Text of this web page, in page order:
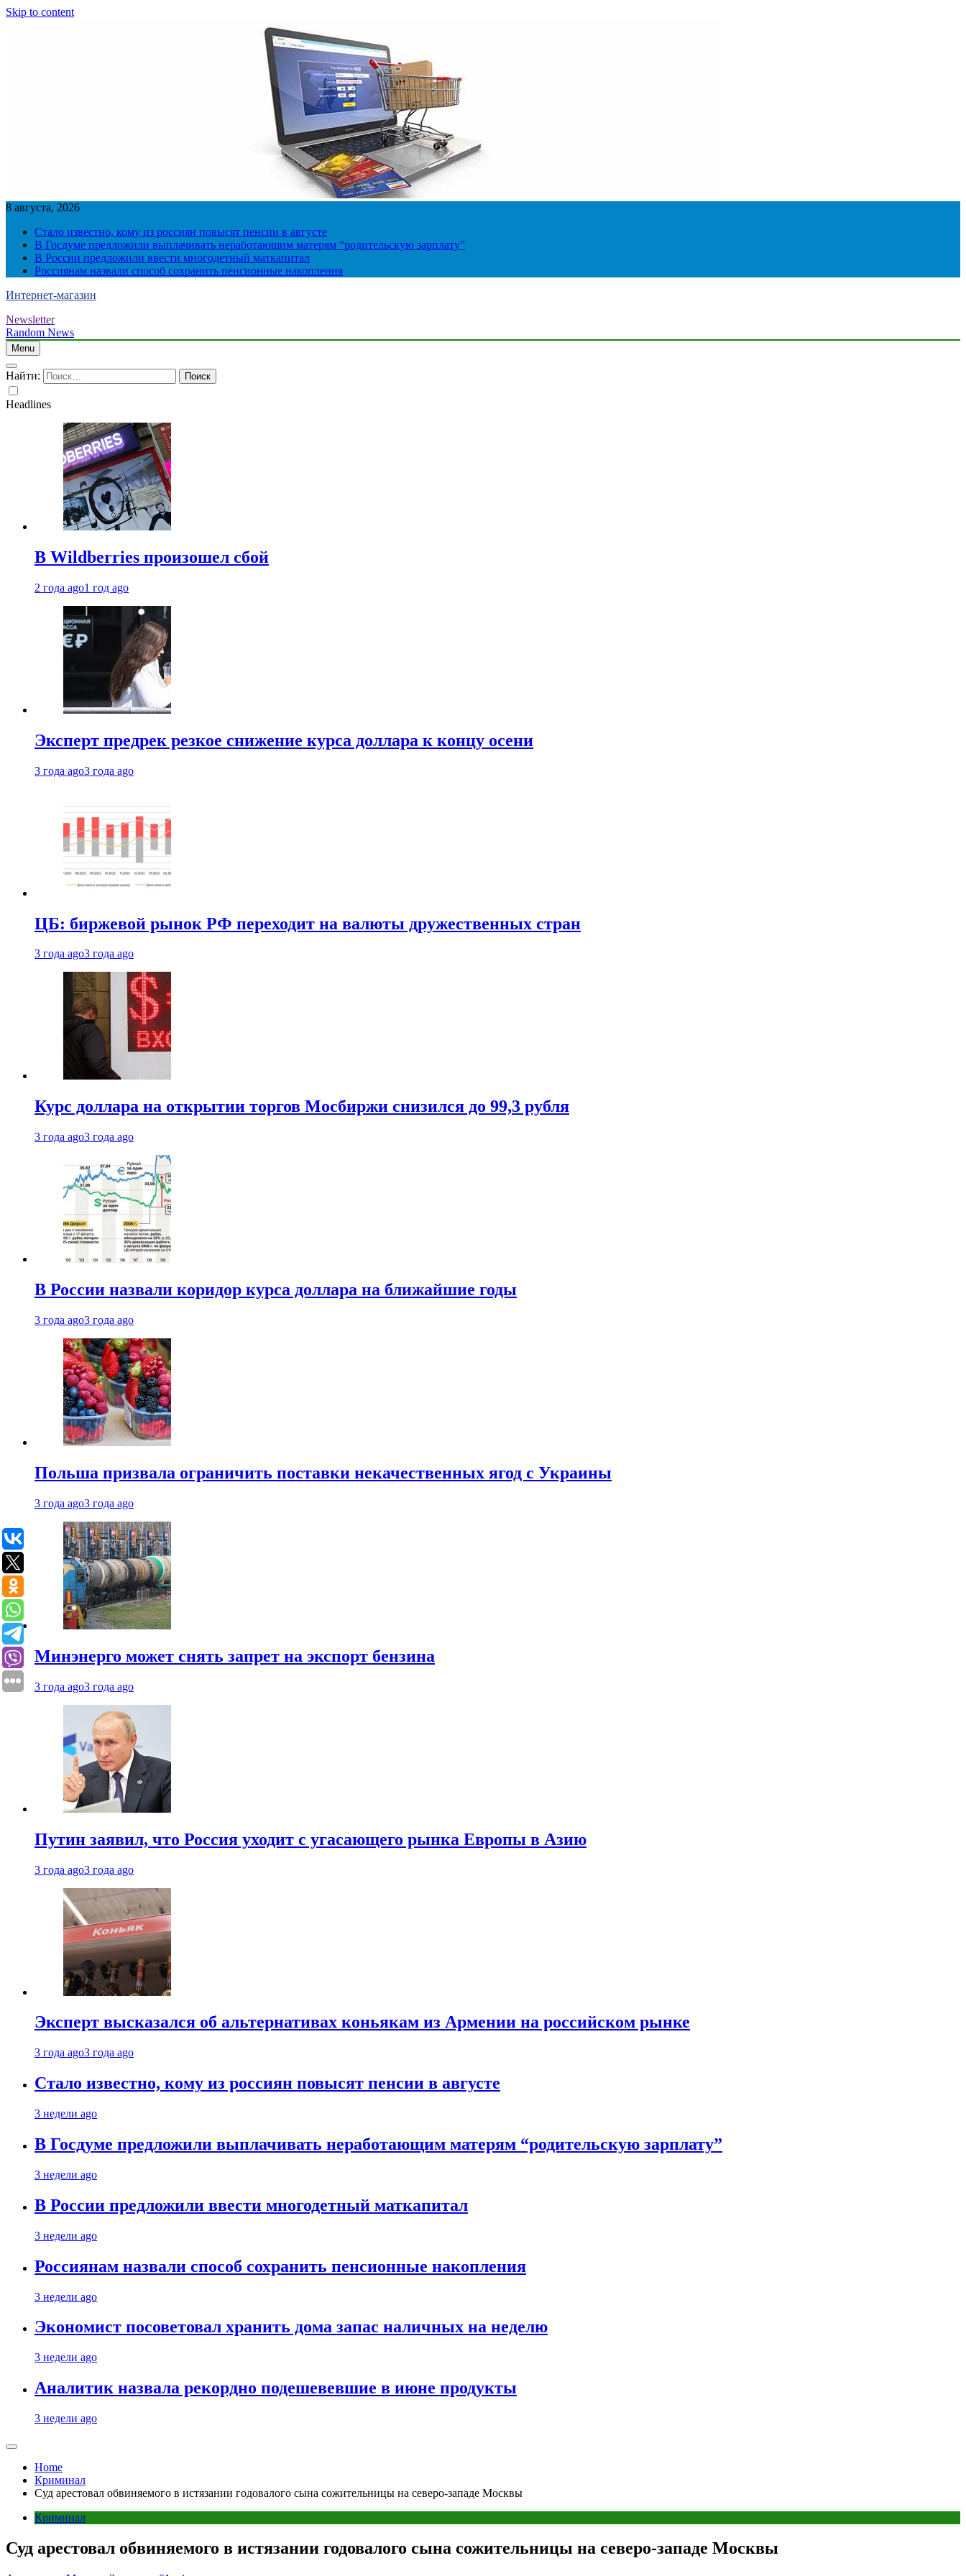
Skip to content
8 августа, 2026
Стало известно, кому из россиян повысят пенсии в августе
В Госдуме предложили выплачивать неработающим матерям “родительскую зарплату”
В России предложили ввести многодетный маткапитал
Россиянам назвали способ сохранить пенсионные накопления
Интернет-магазин
Newsletter
Random News
Menu
Найти:
Headlines
В Wildberries произошел сбой
2 года ago1 год ago
Эксперт предрек резкое снижение курса доллара к концу осени
3 года ago3 года ago
ЦБ: биржевой рынок РФ переходит на валюты дружественных стран
3 года ago3 года ago
Курс доллара на открытии торгов Мосбиржи снизился до 99,3 рубля
3 года ago3 года ago
В России назвали коридор курса доллара на ближайшие годы
3 года ago3 года ago
Польша призвала ограничить поставки некачественных ягод с Украины
3 года ago3 года ago
Минэнерго может снять запрет на экспорт бензина
3 года ago3 года ago
Путин заявил, что Россия уходит с угасающего рынка Европы в Азию
3 года ago3 года ago
Эксперт высказался об альтернативах коньякам из Армении на российском рынке
3 года ago3 года ago
Стало известно, кому из россиян повысят пенсии в августе
3 недели ago
В Госдуме предложили выплачивать неработающим матерям “родительскую зарплату”
3 недели ago
В России предложили ввести многодетный маткапитал
3 недели ago
Россиянам назвали способ сохранить пенсионные накопления
3 недели ago
Экономист посоветовал хранить дома запас наличных на неделю
3 недели ago
Аналитик назвала рекордно подешевевшие в июне продукты
3 недели ago
Home
Криминал
Суд арестовал обвиняемого в истязании годовалого сына сожительницы на северо-западе Москвы
Криминал
Суд арестовал обвиняемого в истязании годовалого сына сожительницы на северо-западе Москвы